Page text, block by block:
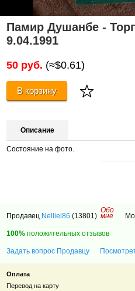
Памир Душанбе -
9.04.1991
50 руб. (≈$0.61)
В корзину
Описание
Состояние на фото.
Продавец Nelliel86 (13801)
Обо
мне
100% положительных отзывов
Задать вопрос Продавцу
Оплата
Перевод на карту